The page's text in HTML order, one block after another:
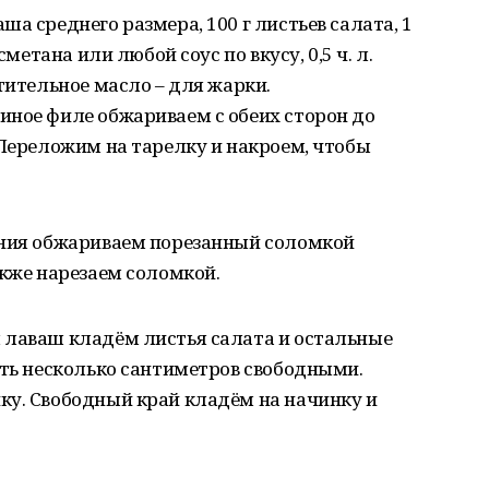
среднего размера, 100 г листьев салата, 1
или любой соус по вкусу, 0,5 ч. л.
масло – для жарки.
филе обжариваем с обеих сторон до
на тарелку и накроем, чтобы
обжариваем порезанный соломкой
нарезаем соломкой.
кладём листья салата и остальные
несколько сантиметров свободными.
Свободный край кладём на начинку и